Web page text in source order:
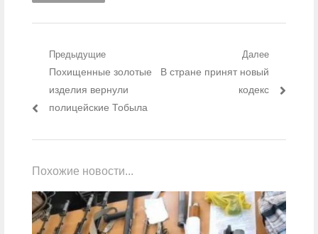
Навигация по записям
Предыдущие
Предыдущий пост:
Похищенные золотые
изделия вернули
полицейские Тобыла
Далее
Следующий пост:
В стране принят новый
кодекс
Похожие новости...